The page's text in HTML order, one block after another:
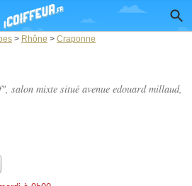
> Rhône > Craponne
salon mixte situé avenue edouard millaud,